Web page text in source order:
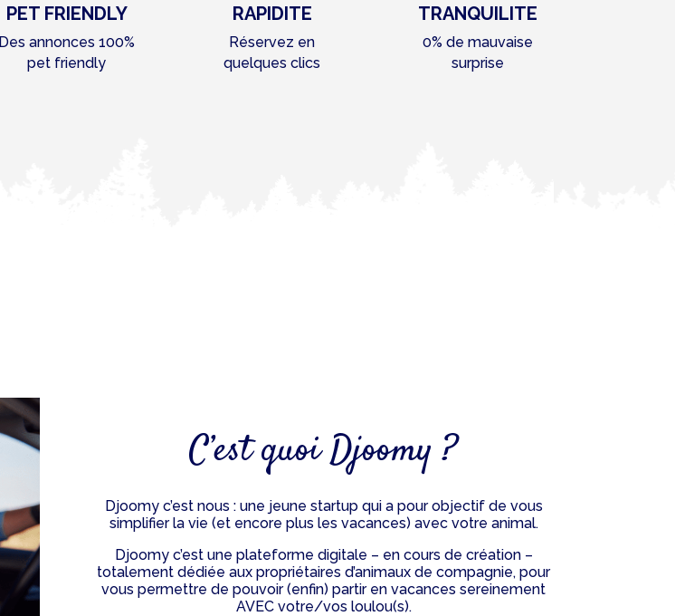
PET FRIENDLY
Des annonces 100%
pet friendly
RAPIDITE
Réservez en
quelques clics
TRANQUILITE
0% de mauvaise
surprise
C’est quoi Djoomy ?
Djoomy c’est nous : une jeune startup qui a pour objectif de vous
simplifier la vie (et encore plus les vacances) avec votre animal.
Djoomy c’est une plateforme digitale – en cours de création –
totalement dédiée aux propriétaires d’animaux de compagnie, pour
vous permettre de pouvoir (enfin) partir en vacances sereinement
AVEC votre/vos loulou(s).